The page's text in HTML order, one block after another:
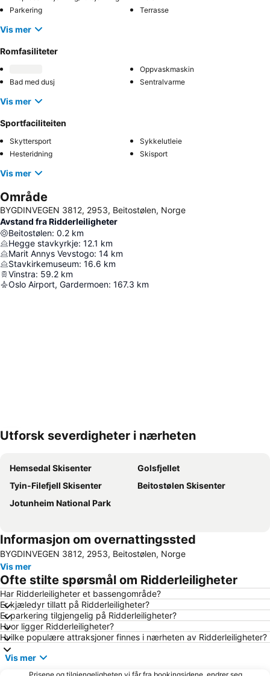
Parkering
Terrasse
Vis mer
Romfasiliteter
Oppvaskmaskin
Bad med dusj
Sentralvarme
Vis mer
Sportfaciliteiten
Skyttersport
Sykkelutleie
Hesteridning
Skisport
Vis mer
Område
BYGDINVEGEN 3812, 2953, Beitostølen, Norge
Avstand fra Ridderleiligheter
Beitostølen: 0.2 km
Hegge stavkyrkje: 12.1 km
Marit Annys Vevstogo: 14 km
Stavkirkemuseum: 16.6 km
Vinstra: 59.2 km
Oslo Airport, Gardermoen: 167.3 km
Utforsk severdigheter i nærheten
Hemsedal Skisenter
Golsfjellet
Tyin-Filefjell Skisenter
Beitostølen Skisenter
Jotunheim National Park
Informasjon om overnattingssted
BYGDINVEGEN 3812, 2953, Beitostølen, Norge
Vis mer
Ofte stilte spørsmål om Ridderleiligheter
Har Ridderleiligheter et bassengområde?
Er kjæledyr tillatt på Ridderleiligheter?
Er parkering tilgjengelig på Ridderleiligheter?
Hvor ligger Ridderleiligheter?
Hvilke populære attraksjoner finnes i nærheten av Ridderleiligheter?
Vis mer